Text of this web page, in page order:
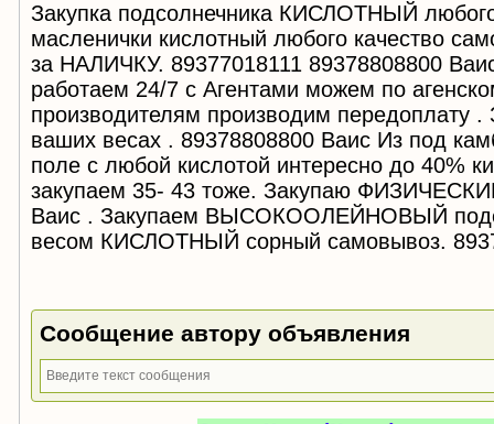
Закупка подсолнечника КИСЛОТНЫЙ любого
масленички кислотный любого качество
за НАЛИЧКУ. 89377018111 89378808800
работаем 24/7 с Агентами можем по
производителям производим передоплату .
ваших весах . 89378808800 Ваис Из под
поле с любой кислотой интересно до 40%
закупаем 35- 43 тоже. Закупаю
Ваис . Закупаем ВЫСОКООЛЕЙНОВЫЙ
весом КИСЛОТНЫЙ сорный самовывоз.
Сообщение автору объявления